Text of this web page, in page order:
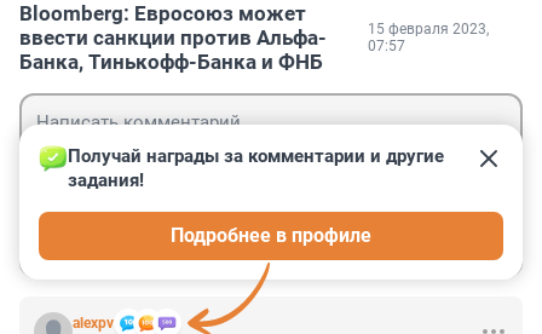
Bloomberg: Евросоюз может
ввести санкции против Альфа-
Банка, Тинькофф-Банка и ФНБ
15 февраля 2023,
07:57
alexpv
Получай награды за комментарии и другие
задания!
Подробнее в профиле